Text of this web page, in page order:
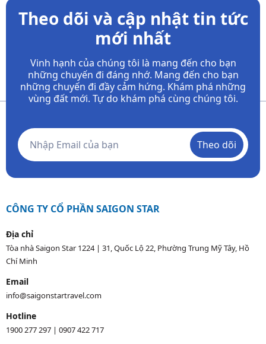
Theo dõi và cập nhật tin tức
mới nhất
Vinh hạnh của chúng tôi là mang đến cho bạn
những chuyến đi đáng nhớ. Mang đến cho bạn
những chuyến đi đầy cảm hứng. Khám phá những
vùng đất mới. Tự do khám phá cùng chúng tôi.
Theo dõi
CÔNG TY CỔ PHẦN SAIGON STAR
Địa chỉ
Tòa nhà Saigon Star 1224 | 31, Quốc Lộ 22, Phường Trung Mỹ Tây, Hồ
Chí Minh
Email
info@saigonstartravel.com
Hotline
1900 277 297 | 0907 422 717